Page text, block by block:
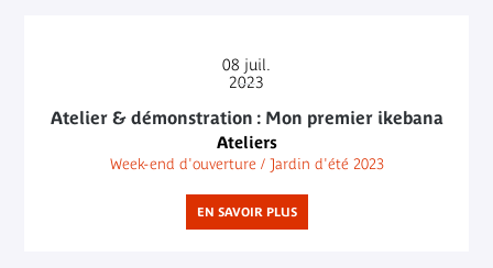
08 juil.
2023
Atelier & démonstration : Mon premier ikebana
Ateliers
Week-end d'ouverture / Jardin d'été 2023
EN SAVOIR PLUS